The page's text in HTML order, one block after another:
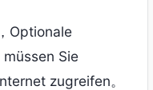
Optionale
Sie
zugreifen。